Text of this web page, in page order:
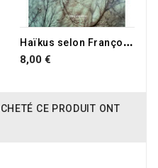
H
aïkus selon François d'Assise
8,00 €
CE PRODUIT ONT